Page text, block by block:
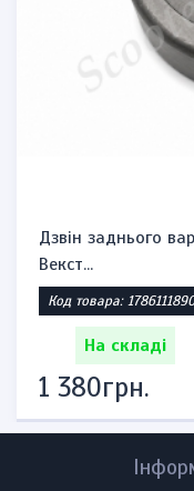
Дзвін заднього
Векст...
Код товара: 1786111890
На складі
1 380грн.